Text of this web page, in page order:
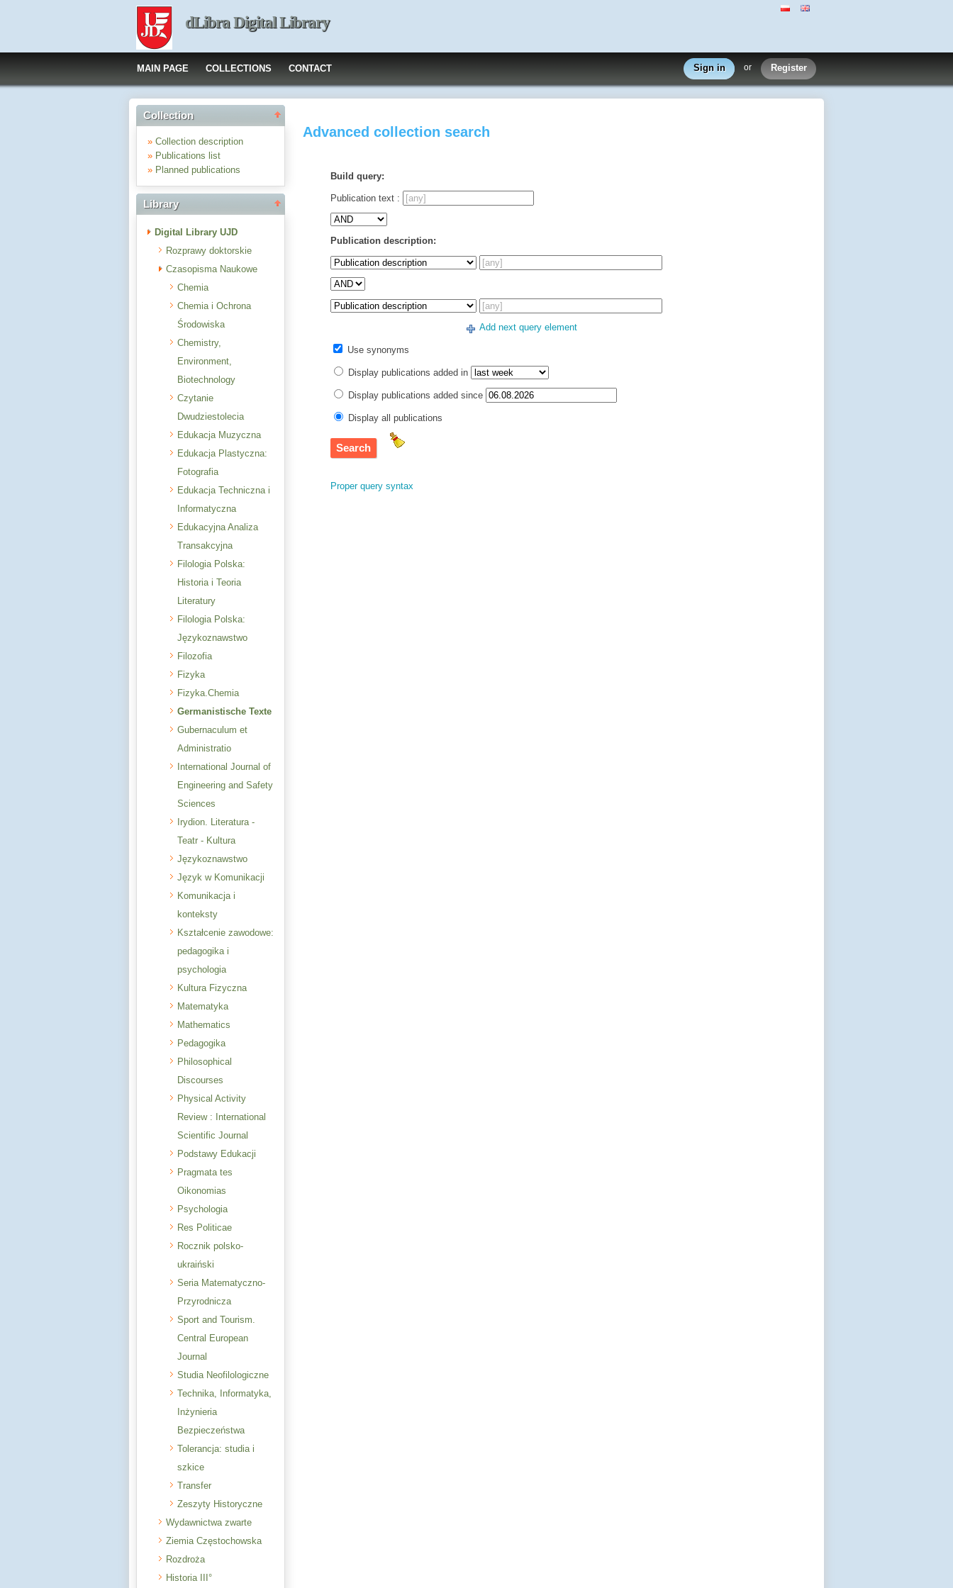
dLibra Digital Library
MAIN PAGE COLLECTIONS CONTACT Sign in or Register
Collection
» Collection description
» Publications list
» Planned publications
Library
Digital Library UJD
Rozprawy doktorskie
Czasopisma Naukowe
Chemia
Chemia i Ochrona
Środowiska
Chemistry,
Environment,
Biotechnology
Czytanie
Dwudziestolecia
Edukacja Muzyczna
Edukacja Plastyczna:
Fotografia
Edukacja Techniczna i
Informatyczna
Edukacyjna Analiza
Transakcyjna
Filologia Polska:
Historia i Teoria
Literatury
Filologia Polska:
Językoznawstwo
Filozofia
Fizyka
Fizyka.Chemia
Germanistische Texte
Gubernaculum et
Administratio
International Journal of
Engineering and Safety
Sciences
Irydion. Literatura -
Teatr - Kultura
Językoznawstwo
Język w Komunikacji
Komunikacja i
konteksty
Kształcenie zawodowe:
pedagogika i
psychologia
Kultura Fizyczna
Matematyka
Mathematics
Pedagogika
Philosophical
Discourses
Physical Activity
Review : International
Scientific Journal
Podstawy Edukacji
Pragmata tes
Oikonomias
Psychologia
Res Politicae
Rocznik polsko-
ukraiński
Seria Matematyczno-
Przyrodnicza
Sport and Tourism.
Central European
Journal
Studia Neofilologiczne
Technika, Informatyka,
Inżynieria
Bezpieczeństwa
Tolerancja: studia i
szkice
Transfer
Zeszyty Historyczne
Wydawnictwa zwarte
Ziemia Częstochowska
Rozdroża
Historia III°
Advanced collection search
Build query:
Publication text :
Publication description:
Add next query element
Use synonyms
Display publications added in
Display publications added since
Display all publications
Proper query syntax